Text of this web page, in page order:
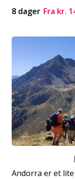
8 dager Fra kr.
Andorra er et